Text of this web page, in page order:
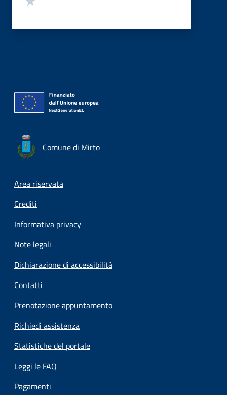
Comune di Mirto
Footer menu
Area riservata
Crediti
Informativa privacy
Note legali
Dichiarazione di accessibilità
Contatti
Prenotazione appuntamento
Richiedi assistenza
Statistiche del portale
Leggi le FAQ
Pagamenti